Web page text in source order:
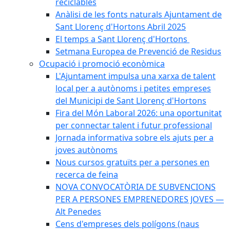
Anàlisi de les fonts naturals Ajuntament de
Sant Llorenç d'Hortons Abril 2025
El temps a Sant Llorenç d'Hortons
Setmana Europea de Prevenció de Residus
Ocupació i promoció econòmica
L'Ajuntament impulsa una xarxa de talent
local per a autònoms i petites empreses
del Municipi de Sant Llorenç d'Hortons
Fira del Món Laboral 2026: una oportunitat
per connectar talent i futur professional
Jornada informativa sobre els ajuts per a
joves autònoms
Nous cursos gratuïts per a persones en
recerca de feina
NOVA CONVOCATÒRIA DE SUBVENCIONS
PER A PERSONES EMPRENEDORES JOVES —
Alt Penedes
Cens d'empreses dels polígons (naus